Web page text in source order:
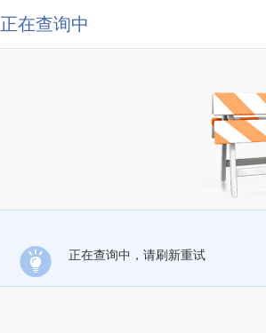
正在查询中
正在查询中，请刷新重试